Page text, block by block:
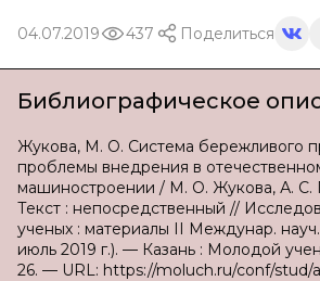
04.07.2019 437 Поделиться
Библиографическое
Жукова, М. О. Система бережливого
проблемы внедрения в
машиностроении / М. О. Жукова, А. С.
Текст : непосредственный //
ученых : материалы II Междунар. науч.
июль 2019 г.). — Казань : Молодой
26. — URL: https://moluch.ru/conf/stud/